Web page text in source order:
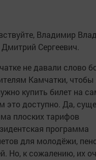
Владимир
Сергеевич.
не давали слово
Камчатки,
купить билет на
это доступно. Да,
плоских тарифов
программа
для молодёжи,
Но, к сожалению, их